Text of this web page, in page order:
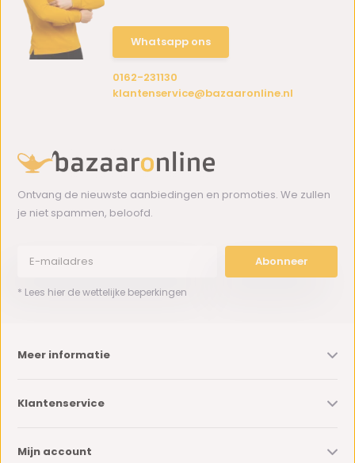
Whatsapp ons
0162-231130
klantenservice@bazaaronline.nl
Ontvang de nieuwste aanbiedingen en promoties. We zullen
je niet spammen, beloofd.
Abonneer
* Lees hier de wettelijke beperkingen
Meer informatie
Klantenservice
Mijn account